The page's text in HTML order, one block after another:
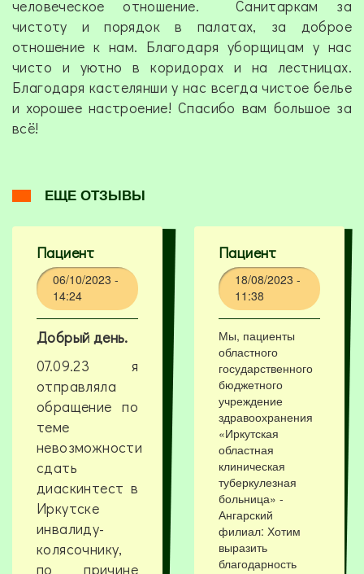
человеческое отношение. Санитаркам за
чистоту и порядок в палатах, за доброе
отношение к нам. Благодаря уборщицам у нас
чисто и уютно в коридорах и на лестницах.
Благодаря кастелянши у нас всегда чистое белье
и хорошее настроение! Спасибо вам большое за
всё!
ЕЩЕ ОТЗЫВЫ
Пациент
06/10/2023 -
14:24
Добрый день.
07.09.23 я
отправляла
обращение по
теме
невозможности
сдать
диаскинтест в
Иркутске
инвалиду-
колясочнику,
по причине
Пациент
18/08/2023 -
11:38
Мы, пациенты
областного
государственного
бюджетного
учреждение
здравоохранения
«Иркутская
областная
клиническая
туберкулезная
больница» -
Ангарский
филиал: Хотим
выразить
благодарность